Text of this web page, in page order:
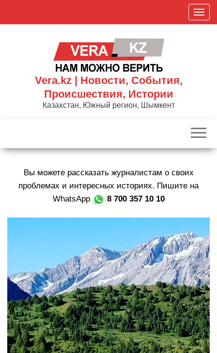
П
о
к
р
г
а
ц
и
ю
Vera.kz | Новости, События,
Происшествия, Истории
Казахстан, Южный регион, Шымкент
Вы можете рассказать журналистам о своих
проблемах и интересных историях. Пишите на
WhatsApp
8 700 357 10 10